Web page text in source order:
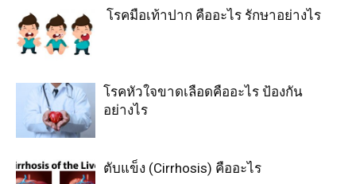
โรคมือเท้าปาก คืออะไร รักษาอย่างไร
โรคหัวใจขาดเลือดคืออะไร ป้องกัน
อย่างไร
ตับแข็ง (Cirrhosis) คืออะไร